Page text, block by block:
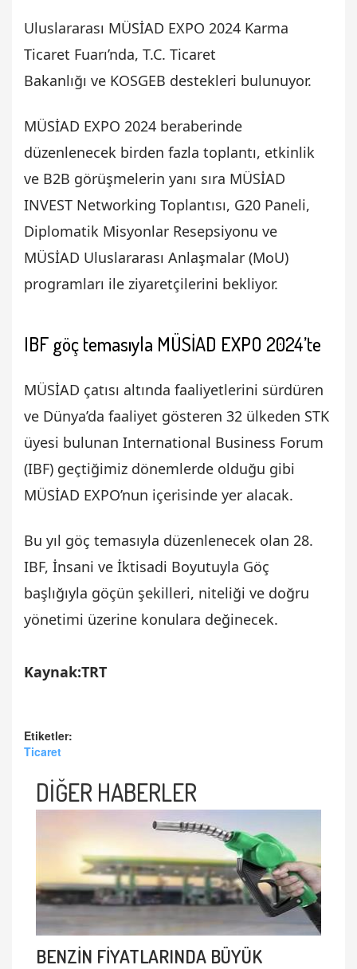
Uluslararası MÜSİAD EXPO 2024 Karma
Ticaret Fuarı’nda, T.C. Ticaret
Bakanlığı ve KOSGEB destekleri bulunuyor.
MÜSİAD EXPO 2024 beraberinde
düzenlenecek birden fazla toplantı, etkinlik
ve B2B görüşmelerin yanı sıra MÜSİAD
INVEST Networking Toplantısı, G20 Paneli,
Diplomatik Misyonlar Resepsiyonu ve
MÜSİAD Uluslararası Anlaşmalar (MoU)
programları ile ziyaretçilerini bekliyor.
IBF göç temasıyla MÜSİAD EXPO 2024’te
MÜSİAD çatısı altında faaliyetlerini sürdüren
ve Dünya’da faaliyet gösteren 32 ülkeden STK
üyesi bulunan International Business Forum
(IBF) geçtiğimiz dönemlerde olduğu gibi
MÜSİAD EXPO’nun içerisinde yer alacak.
Bu yıl göç temasıyla düzenlenecek olan 28.
IBF, İnsani ve İktisadi Boyutuyla Göç
başlığıyla göçün şekilleri, niteliği ve doğru
yönetimi üzerine konulara değinecek.
Kaynak:TRT
Etiketler:
Ticaret
DİĞER HABERLER
BENZİN FİYATLARINDA BÜYÜK